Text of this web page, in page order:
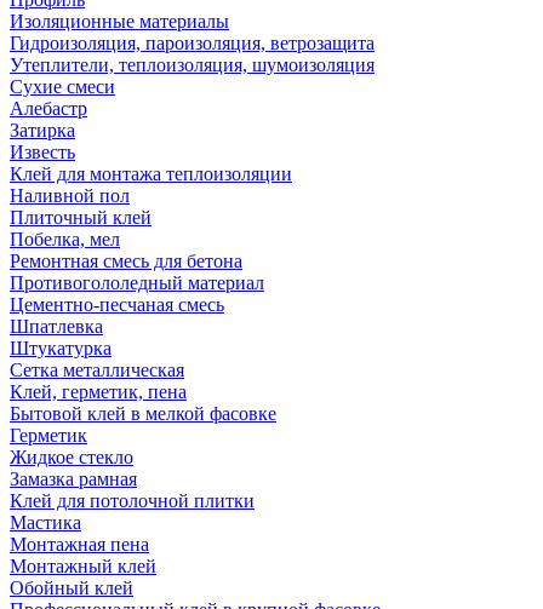
Изоляционные материалы
Гидроизоляция, пароизоляция, ветрозащита
Утеплители, теплоизоляция, шумоизоляция
Сухие смеси
Алебастр
Затирка
Известь
Клей для монтажа теплоизоляции
Наливной пол
Плиточный клей
Побелка, мел
Ремонтная смесь для бетона
Противогололедный материал
Цементно-песчаная смесь
Шпатлевка
Штукатурка
Сетка металлическая
Клей, герметик, пена
Бытовой клей в мелкой фасовке
Герметик
Жидкое стекло
Замазка рамная
Клей для потолочной плитки
Мастика
Монтажная пена
Монтажный клей
Обойный клей